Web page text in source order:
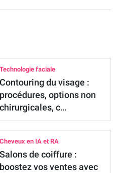
Technologie faciale
Contouring du visage :
procédures, options non
chirurgicales, c…
Cheveux en IA et RA
Salons de coiffure :
boostez vos ventes avec